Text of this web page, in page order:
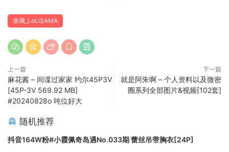
洛璃_LoLiSAMA
上一篇
麻花酱 – 间谍过家家 约尔45P3V
[45P-3V 569.92 MB]
#20240828o 吨位好大
下一篇
就是阿朱啊 – 个人资料以及微密
圈系列全部图片&视频[102套]
随机推荐
抖音164W粉#小霞佩奇岛遇No.033期 蕾丝吊带胸衣[24P]